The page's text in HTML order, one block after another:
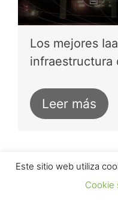
Los mejores
infraestructura
Leer más
Este sitio web utiliza
Cookie